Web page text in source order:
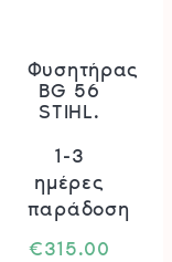
Φυσητήρας
BG 56
STIHL.
1-3
ημέρες
παράδοση
€315.00